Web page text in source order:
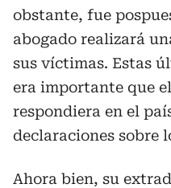
obstante, fue
abogado realizará
sus víctimas. Estas
era importante que el
respondiera en el
declaraciones sobre
Ahora bien, su